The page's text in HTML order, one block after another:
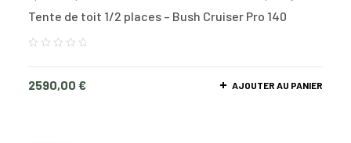
Tente de toit 1/2 places – Bush Cruiser Pro 140
2590,00 € AJOUTER AU PANIER